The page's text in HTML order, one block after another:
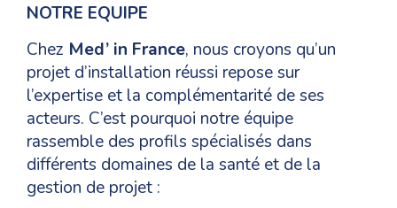
NOTRE EQUIPE
Chez Med’ in France, nous croyons qu’un
projet d’installation réussi repose sur
l’expertise et la complémentarité de ses
acteurs. C’est pourquoi notre équipe
rassemble des profils spécialisés dans
différents domaines de la santé et de la
gestion de projet :